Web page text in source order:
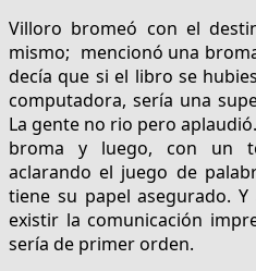
Villoro bromeó con el
mismo; mencionó una
decía que si el libro se
computadora, sería una
La gente no rio pero
broma y luego, con un
aclarando el juego de
tiene su papel asegurado.
existir la comunicación
sería de primer orden.